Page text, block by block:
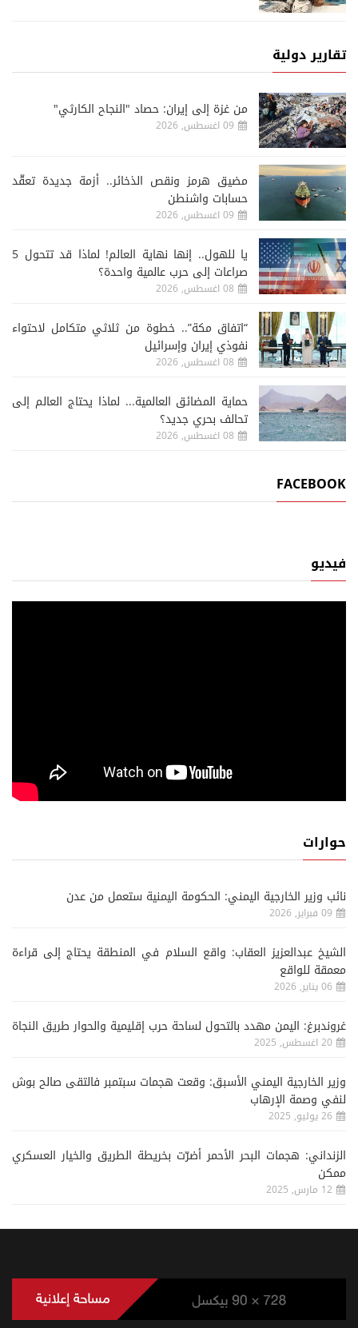
تقارير دولية
من غزة إلى إيران: حصاد "النجاح الكارثي"
09 اغسطس, 2026
مضيق هرمز ونقص الذخائر.. أزمة جديدة تعقّد
حسابات واشنطن
09 اغسطس, 2026
يا للهول.. إنها نهاية العالم! لماذا قد تتحول 5
صراعات إلى حرب عالمية واحدة؟
08 اغسطس, 2026
“اتفاق مكة”.. خطوة من ثلاثي متكامل لاحتواء
نفوذي إيران وإسرائيل
08 اغسطس, 2026
حماية المضائق العالمية... لماذا يحتاج العالم إلى
تحالف بحري جديد؟
08 اغسطس, 2026
FACEBOOK
فيديو
حوارات
نائب وزير الخارجية اليمني: الحكومة اليمنية ستعمل من عدن
09 فبراير, 2026
الشيخ عبدالعزيز العقاب: واقع السلام في المنطقة يحتاج إلى قراءة
معمقة للواقع
06 يناير, 2026
غروندبرغ: اليمن مهدد بالتحول لساحة حرب إقليمية والحوار طريق النجاة
20 اغسطس, 2025
وزير الخارجية اليمني الأسبق: وقعت هجمات سبتمبر فالتقى صالح بوش
لنفي وصمة الإرهاب
26 يوليو, 2025
الزنداني: هجمات البحر الأحمر أضرّت بخريطة الطريق والخيار العسكري
ممكن
12 مارس, 2025